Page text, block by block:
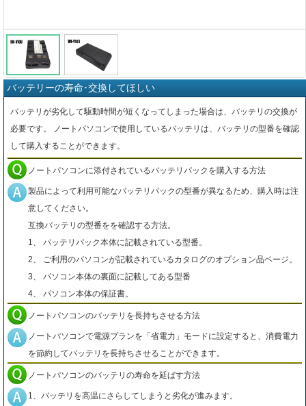
バッテリーの寿命･交換してほしい
バッテリが劣化して駆動時間が短くなってしまった場合は、バッテリの交換が
必要です。 ノートパソコンで使用しているバッテリは、バッテリの型番を確認
して購入することができます。
ノートパソコンに添付されているバッテリパックを購入する方法
製品によって利用可能なバッテリパックの型番が異なるため、購入時は注
意してください。
互換バッテリの型番をを確認する方法。
1、 バッテリパック本体に記載されている型番。
2、 ご利用のパソコンが記載されているカタログのオプション品ページ。
3、 パソコン本体の裏面に記載してある型番
4、 パソコン本体の保証書。
ノートパソコンのバッテリを長持ちさせる方法
ノートパソコンで電源プランを「省電力」モードに設定すると、消費電力
を節約してバッテリを長持ちさせることができます。
ノートパソコンのバッテリの寿命を延ばす方法
1、バッテリを高温にさらしてしまうと劣化が進みます。